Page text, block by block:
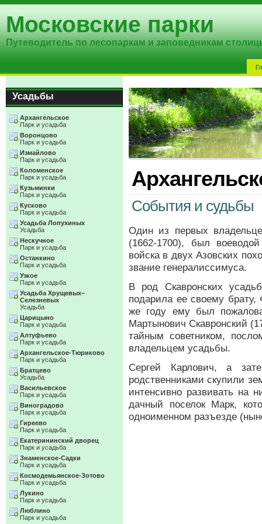
Московские парки
Путеводитель по лесопаркам и заповедникам
События и судьбы
Один из первых
(1662-1700), был
войска в двух Азовских
звание генералиссимуса.
В род Скавронских
подарила ее своему
же году ему был
Мартынович Скавронский
тайным советником,
владельцем усадьбы.
Сергей Карлович, а
родственниками скупили
интенсивно развивать на
дачный поселок Марк,
одноименном разъезде
Усадьбы
Архангельское
Парк и усадьба
Воронцово
Парк и усадьба
Измайлово
Парк и усадьба
Коломенское
Парк и усадьба
Кузьминки
Парк и усадьба
Кусково
Парк и усадьба
Усадьба Лопухиных
Усадьба
Нескучное
Парк и усадьба
Останкино
Парк и усадьба
Узкое
Парк и усадьба
Усадьба Хрущевых–
Селезневых
Усадьба
Царицыно
Парк и усадьба
Алтуфьево
Парк и усадьба
Архангельское-Тюриково
Парк и усадьба
Братцево
Усадьба
Васильевское
Парк и усадьба
Виноградово
Парк и усадьба
Гиреево
Парк и усадьба
Екатерининский дворец
Парк и усадьба
Знаменское-Садки
Парк и усадьба
Космодемьянское-Зотово
Парк и усадьба
Лукино
Парк и усадьба
Люблино
Парк и усадьба